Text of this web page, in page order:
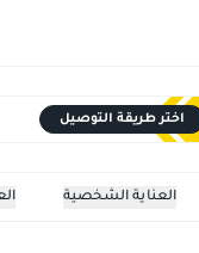
اختر طريقة التوصيل
العناية الشخصية